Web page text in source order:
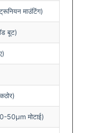
माउंटिंग)
बूट)
50μm मोटाई)